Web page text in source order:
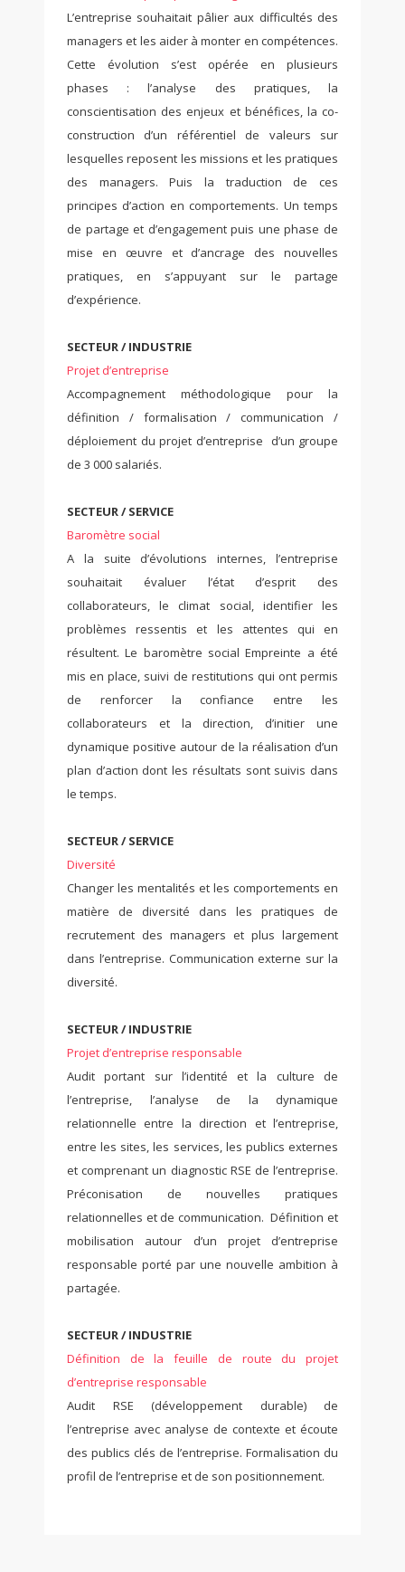
L’entreprise souhaitait pâlier aux difficultés des
managers et les aider à monter en compétences.
Cette évolution s’est opérée en plusieurs
phases : l’analyse des pratiques, la
conscientisation des enjeux et bénéfices, la co-
construction d’un référentiel de valeurs sur
lesquelles reposent les missions et les pratiques
des managers. Puis la traduction de ces
principes d’action en comportements. Un temps
de partage et d’engagement puis une phase de
mise en œuvre et d’ancrage des nouvelles
pratiques, en s’appuyant sur le partage
d’expérience.
SECTEUR / INDUSTRIE
Projet d’entreprise
Accompagnement méthodologique pour la
définition / formalisation / communication /
déploiement du projet d’entreprise d’un groupe
de 3 000 salariés.
SECTEUR / SERVICE
Baromètre social
A la suite d’évolutions internes, l’entreprise
souhaitait évaluer l’état d’esprit des
collaborateurs, le climat social, identifier les
problèmes ressentis et les attentes qui en
résultent. Le baromètre social Empreinte a été
mis en place, suivi de restitutions qui ont permis
de renforcer la confiance entre les
collaborateurs et la direction, d’initier une
dynamique positive autour de la réalisation d’un
plan d’action dont les résultats sont suivis dans
le temps.
SECTEUR / SERVICE
Diversité
Changer les mentalités et les comportements en
matière de diversité dans les pratiques de
recrutement des managers et plus largement
dans l’entreprise. Communication externe sur la
diversité.
SECTEUR / INDUSTRIE
Projet d’entreprise responsable
Audit portant sur l’identité et la culture de
l’entreprise, l’analyse de la dynamique
relationnelle entre la direction et l’entreprise,
entre les sites, les services, les publics externes
et comprenant un diagnostic RSE de l’entreprise.
Préconisation de nouvelles pratiques
relationnelles et de communication. Définition et
mobilisation autour d’un projet d’entreprise
responsable porté par une nouvelle ambition à
partagée.
SECTEUR / INDUSTRIE
Définition de la feuille de route du projet
d’entreprise responsable
Audit RSE (développement durable) de
l’entreprise avec analyse de contexte et écoute
des publics clés de l’entreprise. Formalisation du
profil de l’entreprise et de son positionnement.